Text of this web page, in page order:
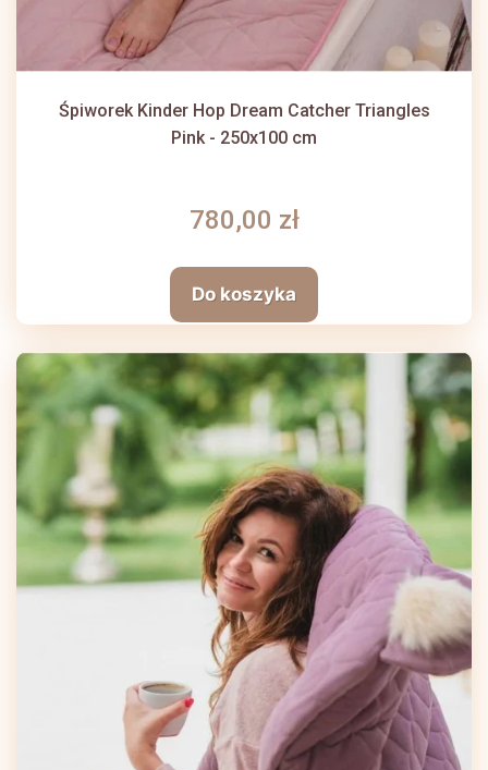
Śpiworek Kinder Hop Dream Catcher Triangles
Pink - 250x100 cm
780,00 zł
Do koszyka